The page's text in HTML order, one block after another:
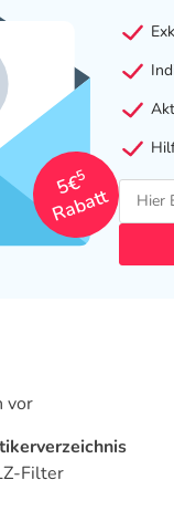
5€
5
Rabatt
vor
Filter